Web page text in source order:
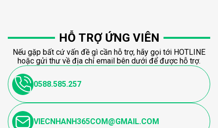
HỖ TRỢ ỨNG VIÊN
Nếu gặp bất cứ vấn đề gì cần hỗ trợ, hãy gọi tới HOTLINE
hoặc gửi thư về địa chỉ email bên dưới để được hỗ trợ.
0588.585.257
VIECNHANH365COM@GMAIL.COM